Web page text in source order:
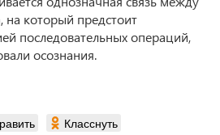
на который предстоит
последовательных операций,
осознания.
Класснуть